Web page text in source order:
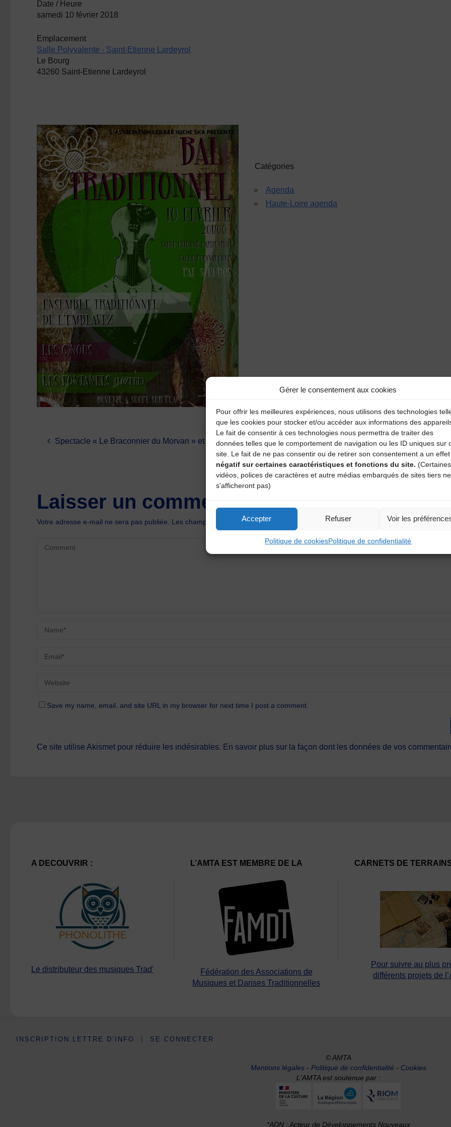
Gérer le consentement aux cookies
Pour offrir les meilleures expériences, nous utilisons des technologies
que les cookies pour stocker et/ou accéder aux informations des
Le fait de consentir à ces technologies nous permettra de traiter des
données telles que le comportement de navigation ou les ID uniques sur
site. Le fait de ne pas consentir ou de retirer son consentement a un effet
négatif sur certaines caractéristiques et fonctions du site. (Certaines
vidéos, polices de caractères et autre médias embarqués de sites tiers ne
s'afficheront pas)
Accepter Refuser Voir les
Politique de cookiesPolitique de confidentialité
Date / Heure
samedi 10 février 2018
Emplacement
Salle Polyvalente - Saint-Etienne Lardeyrol
Le Bourg
43260 Saint-Etienne Lardeyrol
Catégories
Agenda
Haute-Loire agenda
Spectacle « Le Braconnier du Morvan » et Bal Trad’ avec l’AURA
Laisser un commentaire
Votre adresse e-mail ne sera pas publiée. Les champs obligatoires sont indiqués avec
Save my name, email, and site URL in my browser for next time I post a comment.
Ce site utilise Akismet pour réduire les indésirables. En savoir plus sur la façon dont les données de vos
A DECOUVRIR :
Le distributeur des musiques Trad'
L’AMTA EST MEMBRE DE LA
Fédération des Associations de
Musiques et Danses Traditionnelles
CARNETS DE
Pour suivre au plus
différents projets de
INSCRIPTION LETTRE D’INFO | SE CONNECTER
© AMTA
Mentions légales- Politique de confidentialité - Cookies
L'AMTA est soutenue par :
*ADN : Acteur de Développements Nouveaux